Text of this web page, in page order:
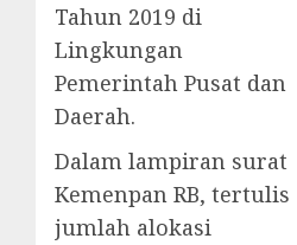
Tahun 2019 di
Lingkungan
Pemerintah Pusat dan
Daerah.
Dalam lampiran surat
Kemenpan RB, tertulis
jumlah alokasi